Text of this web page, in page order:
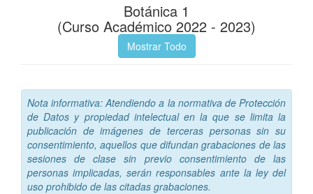
Botánica 1
(Curso Académico 2022 - 2023)
Mostrar Todo
Nota informativa: Atendiendo a la normativa de Protección
de Datos y propiedad intelectual en la que se limita la
publicación de imágenes de terceras personas sin su
consentimiento, aquellos que difundan grabaciones de las
sesiones de clase sin previo consentimiento de las
personas implicadas, serán responsables ante la ley del
uso prohibido de las citadas grabaciones.